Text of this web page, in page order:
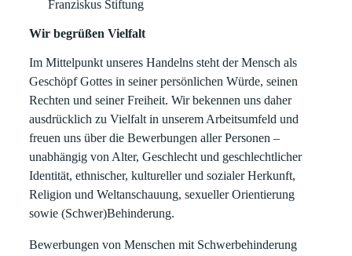
Franziskus Stiftung
Wir begrüßen Vielfalt
Im Mittelpunkt unseres Handelns steht der Mensch als
Geschöpf Gottes in seiner persönlichen Würde, seinen
Rechten und seiner Freiheit. Wir bekennen uns daher
ausdrücklich zu Vielfalt in unserem Arbeitsumfeld und
freuen uns über die Bewerbungen aller Personen –
unabhängig von Alter, Geschlecht und geschlechtlicher
Identität, ethnischer, kultureller und sozialer Herkunft,
Religion und Weltanschauung, sexueller Orientierung
sowie (Schwer)Behinderung.
Bewerbungen von Menschen mit Schwerbehinderung